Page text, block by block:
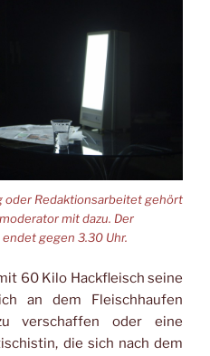
oder Redaktionsarbeitet gehört
mit dazu. Der
gegen 3.30 Uhr.
60 Kilo Hackfleisch seine
an dem Fleischhaufen
verschaffen oder eine
die sich nach dem